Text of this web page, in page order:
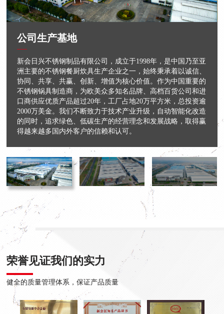
公司生产基地
新会日兴不锈钢制品有限公司，成立于1998年，是中国乃至亚
洲主要的不锈钢餐厨炊具生产企业之一，始终秉承着以诚信、
协同、共享、共赢、创新、增值为核心价值。作为中国重要的
不锈钢锅具制造商，为欧美众多知名品牌、高档百货公司和进
口商供应优质产品超过20年，工厂占地20万平方米，总投资逾
2000万美金。我们不断致力于技术产业升级，自动智能化改造
的同时，追求绿色、低碳生产的经营理念和发展战略，取得赢
得越来越多国内外客户的信赖和认可。
荣誉见证我们的实力
健全的质量管理体系，保证产品质量